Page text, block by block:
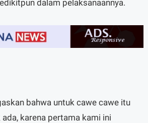
dalam pelaksanaannya.
bahwa untuk cawe cawe itu
karena pertama kami ini